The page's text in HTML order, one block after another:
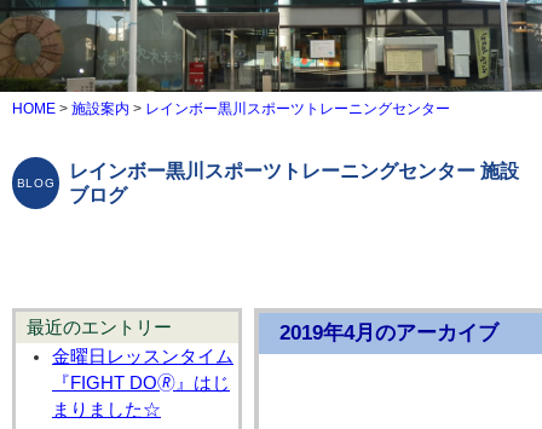
HOME > 施設案内 > レインボー黒川スポーツトレーニングセンター
レインボー黒川スポーツトレーニングセンター 施設
ブログ
最近のエントリー
金曜日レッスンタイム
『FIGHT DO🄬』はじ
まりました☆
2019年4月のアーカイブ